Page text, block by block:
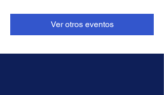
Ver otros eventos